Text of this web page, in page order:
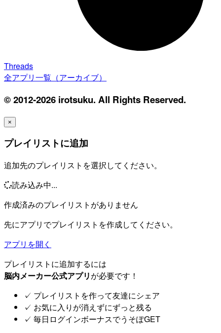
Threads
全アプリ一覧（アーカイブ）
© 2012-2026 irotsuku. All Rights Reserved.
×
プレイリストに追加
追加先のプレイリストを選択してください。
読み込み中...
作成済みのプレイリストがありません
先にアプリでプレイリストを作成してください。
アプリを開く
プレイリストに追加するには
脳内メーカー公式アプリが必要です！
✓ プレイリストを作って友達にシェア
✓ お気に入りが消えずにずっと残る
✓ 毎日ログインボーナスでうそぽGET